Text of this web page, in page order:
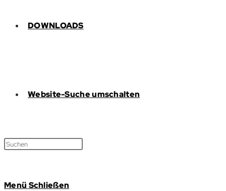
DOWNLOADS
Website-Suche umschalten
Menü Schließen